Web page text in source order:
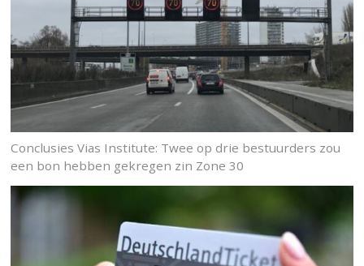
Conclusies Vias Institute: Twee op drie bestuurders zou
een bon hebben gekregen zin Zone 30